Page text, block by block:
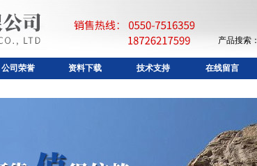
产品搜索：
公司荣誉 资料下载 技术支持 在线留言